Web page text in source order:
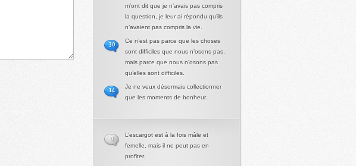
m’ont dit que je n’avais pas compris
la question, je leur ai répondu qu’ils
n’avaient pas compris la vie.
Ce n’est pas parce que les choses
sont difficiles que nous n’osons pas,
mais parce que nous n’osons pas
qu’elles sont difficiles.
30
Je ne veux désormais collectionner
que les moments de bonheur.
14
L’escargot est à la fois mâle et
femelle, mais il ne peut pas en
profiter.
0